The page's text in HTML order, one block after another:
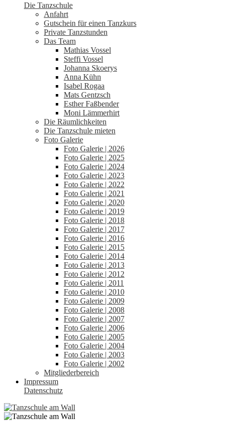
Die Tanzschule
Anfahrt
Gutschein für einen Tanzkurs
Private Tanzstunden
Das Team
Mathias Vossel
Steffi Vossel
Johanna Skoerys
Anna Kühn
Isabel Rogaa
Mats Gentzsch
Esther Faßbender
Moni Lämmerhirt
Die Räumlichkeiten
Die Tanzschule mieten
Foto Galerie
Foto Galerie | 2026
Foto Galerie | 2025
Foto Galerie | 2024
Foto Galerie | 2023
Foto Galerie | 2022
Foto Galerie | 2021
Foto Galerie | 2020
Foto Galerie | 2019
Foto Galerie | 2018
Foto Galerie | 2017
Foto Galerie | 2016
Foto Galerie | 2015
Foto Galerie | 2014
Foto Galerie | 2013
Foto Galerie | 2012
Foto Galerie | 2011
Foto Galerie | 2010
Foto Galerie | 2009
Foto Galerie | 2008
Foto Galerie | 2007
Foto Galerie | 2006
Foto Galerie | 2005
Foto Galerie | 2004
Foto Galerie | 2003
Foto Galerie | 2002
Mitgliederbereich
Impressum
Datenschutz